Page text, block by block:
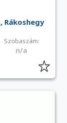
Rákoshegy
Szobaszám:
n/a